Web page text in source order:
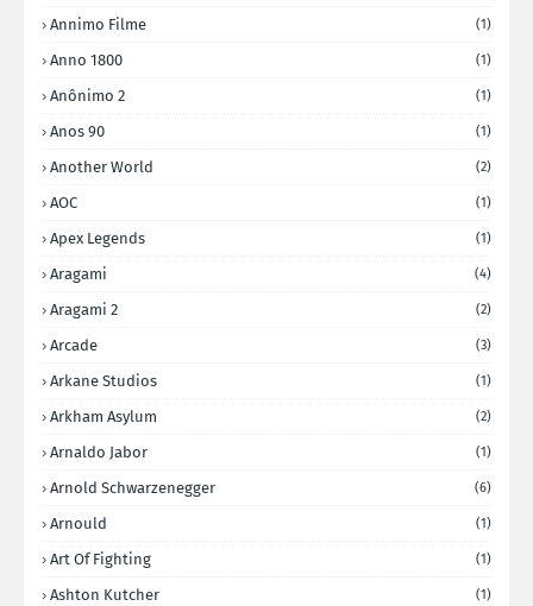
Annimo Filme (1)
Anno 1800 (1)
Anônimo 2 (1)
Anos 90 (1)
Another World (2)
AOC (1)
Apex Legends (1)
Aragami (4)
Aragami 2 (2)
Arcade (3)
Arkane Studios (1)
Arkham Asylum (2)
Arnaldo Jabor (1)
Arnold Schwarzenegger (6)
Arnould (1)
Art Of Fighting (1)
Ashton Kutcher (1)